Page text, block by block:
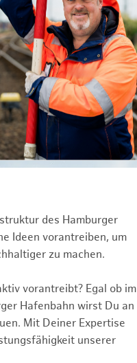
des Hamburger
Ideen vorantreiben, um
zu machen.
vorantreibt? Egal ob im
Hafenbahn wirst Du an
Mit Deiner Expertise
unserer